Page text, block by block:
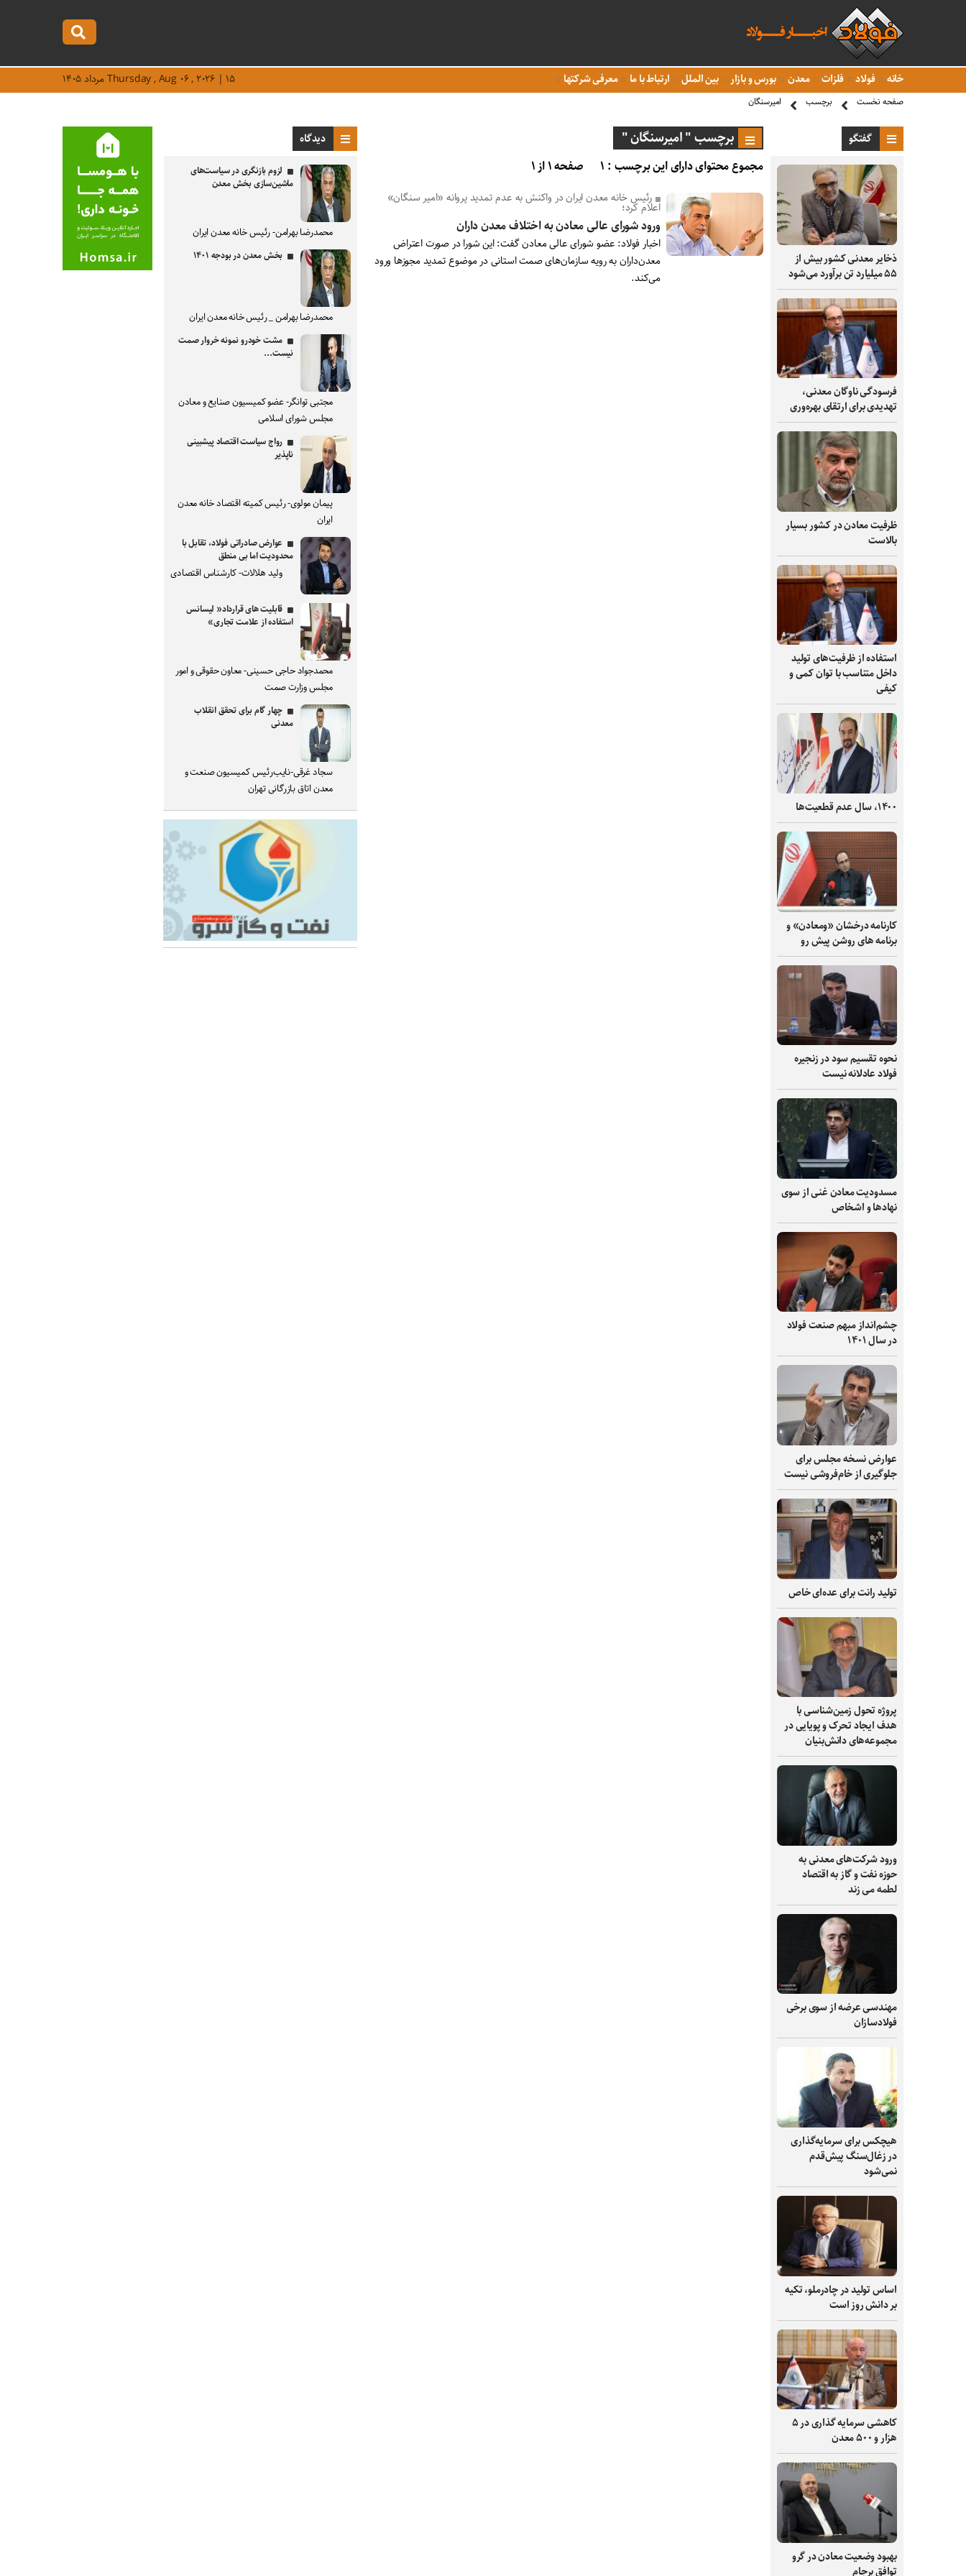
خانه فولاد فلزات معدن بورس و بازار بین الملل ارتباط با ما معرفی شرکتها Thursday , Aug ۰۶ , ۲۰۲۶ | ۱۵ مرداد ۱۴۰۵
صفحه نخست برچسب امیرسنگان
گفتگو
ذخایر معدنی کشور بیش از
۵۵ میلیارد تن برآورد می‌شود
فرسودگی ناوگان معدنی،
تهدیدی برای ارتقای بهره‌وری
ظرفیت‌ معادن در کشور بسیار
بالاست
استفاده از ظرفیت‌های تولید
داخل متناسب با توان کمی و
کیفی
۱۴۰۰، سال عدم قطعیت‌ها
کارنامه درخشان «ومعادن» و
برنامه های روشن پیش رو
نحوه تقسیم سود در زنجیره
فولاد عادلانه نیست
مسدودیت معادن غنی از سوی
نهادها و اشخاص
چشم‌انداز مبهم صنعت فولاد
در سال ۱۴۰۱
عوارض نسخه مجلس برای
جلوگیری از خام‌فروشی نیست
تولید رانت برای عده‌ای خاص
پروژه تحول زمین‌شناسی با
هدف ایجاد تحرک و پویایی در
مجموعه‌های دانش‌بنیان
ورود شرکت‌های معدنی به
حوزه نفت و گاز به اقتصاد
لطمه می زند
مهندسی عرضه از سوی برخی
فولادسازان
هیچکس برای سرمایه‌گذاری
در زغال‌سنگ پیش‌قدم
نمی‌شود
اساس تولید در چادرملو، تکیه
بر دانش‌ روز است
کاهشی سرمایه گذاری در ۵
هزار و ۵۰۰ معدن
بهبود وضعیت معادن در گرو
توافق برجام
برچسب " امیرسنگان "
مجموع محتوای دارای این برچسب : ۱ صفحه ۱ از ۱
رئیس خانه معدن ایران در واکنش به عدم تمدید پروانه «امیر سنگان»
اعلام کرد؛
ورود شورای عالی معادن به اختلاف معدن داران
اخبار فولاد: عضو شورای عالی معادن گفت: این شورا در صورت اعتراض
معدن‌داران به رویه سازمان‌های صمت استانی در موضوع تمدید مجوزها ورود
می‌کند.
دیدگاه
لزوم بازنگری در سیاست‌های
ماشین‌سازی بخش معدن
محمدرضا بهرامن- رئیس خانه معدن ایران
بخش معدن در بودجه ۱۴۰۱
محمدرضا بهرامن _ رئیس خانه معدن ایران
مشت خودرو نمونه خروار صمت
نیست...
مجتبی توانگر- عضو کمیسیون صنایع و معادن
مجلس شورای اسلامی
رواج سیاست اقتصاد پیشبینی
ناپذیر
پیمان مولوی- رئیس کمیته اقتصاد خانه معدن
ایران
عوارض صادراتی فولاد، تقابل با
محدودیت اما بی منطق
ولید هلالات- کارشناس اقتصادی
قابلیت های قرارداد« لیسانس
استفاده از علامت تجاری»
محمدجواد حاجی حسینی- معاون حقوقی و امور
مجلس وزارت صمت
چهار گام برای تحقق انقلاب
معدنی
سجاد غرقی-نایب‌رئیس کمیسیون صنعت و
معدن اتاق بازرگانی تهران